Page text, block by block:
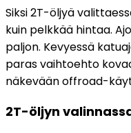
Siksi 2T-öljyä
kuin pelkkää hintaa.
paljon. Kevyessä
paras vaihtoehto
näkevään offroad-
2T-öljyn